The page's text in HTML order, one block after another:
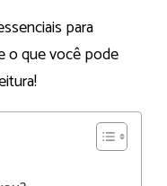
para
o que você pode